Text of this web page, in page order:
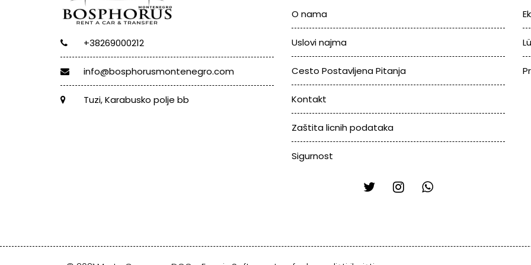
+38269000212
info@bosphorusmontenegro.com
Tuzi, Karabusko polje bb
O nama
Uslovi najma
Cesto Postavljena Pitanja
Kontakt
Zaštita licnih podataka
Sigurnost